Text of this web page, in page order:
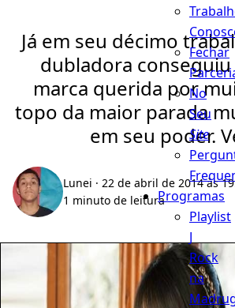
Fechar
No
Seu
Site
Programas
Playlist
J
Rock
na
Já em seu décimo
dubladora
marca querida por
topo da maior parada
em seu poder.
Lunei · 22 de abril de 2014 às
1 minuto de leitura